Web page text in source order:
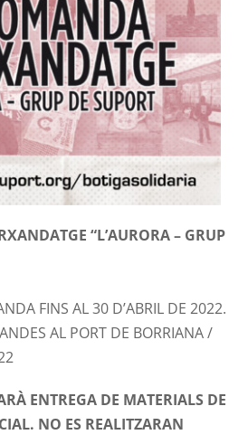
“L’AURORA – GRUP
FINS AL 30 D’ABRIL DE 2022.
AL PORT DE BORRIANA /
ENTREGA DE MATERIALS DE
NO ES REALITZARAN